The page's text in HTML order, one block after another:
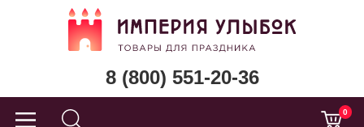
8 (800) 551-20-36
0